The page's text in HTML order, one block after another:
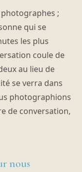
;
qui se
les plus
coule de
au lieu de
se verra dans
photographions
de conversation,
nous